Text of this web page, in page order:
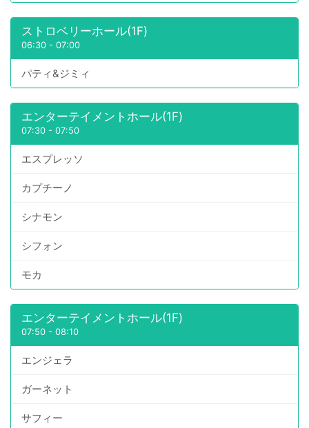
ストロベリーホール(1F)
06:30 - 07:00
パティ&ジミィ
エンターテイメントホール(1F)
07:30 - 07:50
エスプレッソ
カプチーノ
シナモン
シフォン
モカ
エンターテイメントホール(1F)
07:50 - 08:10
エンジェラ
ガーネット
サフィー